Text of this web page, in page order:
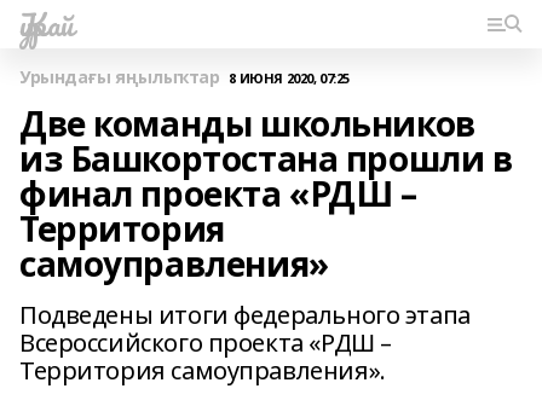
Ҡурай
Урындағы яңылыҡтар 8 ИЮНЯ 2020, 07:25
Две команды школьников
из Башкортостана прошли в
финал проекта «РДШ –
Территория
самоуправления»
Подведены итоги федерального этапа
Всероссийского проекта «РДШ –
Территория самоуправления».